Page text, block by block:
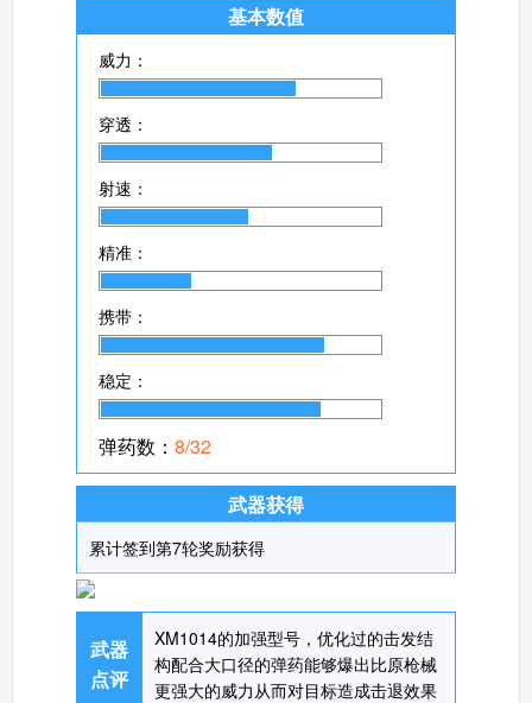
基本数值
威力：
穿透：
射速：
精准：
携带：
稳定：
弹药数： 8/32
武器获得
累计签到第7轮奖励获得
武器
点评
XM1014的加强型号，优化过的击发结
构配合大口径的弹药能够爆出比原枪械
更强大的威力从而对目标造成击退效果